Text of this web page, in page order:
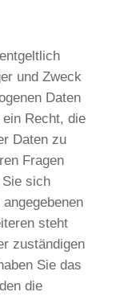
und Zweck
Daten
Recht, die
Daten zu
Fragen
sich
steht
zuständigen
Sie das
die